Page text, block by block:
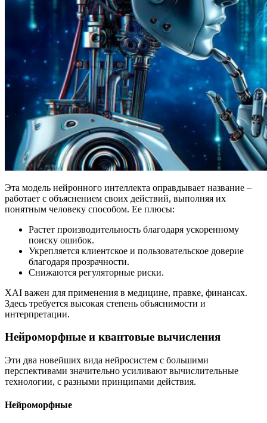
Эта модель нейронного интеллекта оправдывает название –
работает с объяснением своих действий, выполняя их
понятным человеку способом. Ее плюсы:
Растет производительность благодаря ускоренному
поиску ошибок.
Укрепляется клиентское и пользовательское доверие
благодаря прозрачности.
Снижаются регуляторные риски.
XAI важен для применения в медицине, правке, финансах.
Здесь требуется высокая степень объяснимости и
интерпретации.
Нейроморфные и квантовые вычисления
Эти два новейших вида нейросистем с большими
перспективами значительно усиливают вычислительные
технологии, с разными принципами действия.
Нейроморфные